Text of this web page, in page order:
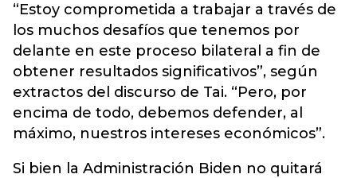
“Estoy comprometida a trabajar a través de
los muchos desafíos que tenemos por
delante en este proceso bilateral a fin de
obtener resultados significativos”, según
extractos del discurso de Tai. “Pero, por
encima de todo, debemos defender, al
máximo, nuestros intereses económicos”.
Si bien la Administración Biden no quitará